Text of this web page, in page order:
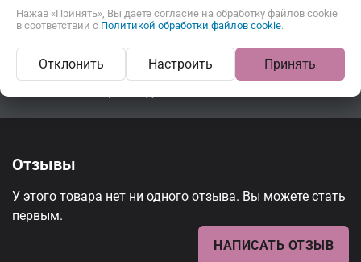
Описание Отзывы
Жевательный мармелад
Отзывы
У этого товара нет ни одного отзыва. Вы можете стать
первым.
НАПИСАТЬ ОТЗЫВ
Нажав «Принять», Вы даете согласие на обработку файлов cookie
в соответствии с Политикой обработки файлов cookie.
Отклонить Настроить Принять